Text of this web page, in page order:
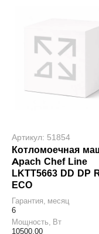
Артикул: 51854
Котломоечная
Apach Chef Line
LKTT5663 DD DP
ECO
Гарантия, месяц
6
Мощность, Вт
10500.00